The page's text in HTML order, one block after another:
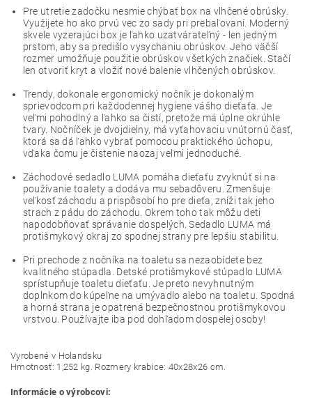
Pre utretie zadočku nesmie chýbať box na vlhčené obrúsky.
Využijete ho ako prvú vec zo sady pri prebaľovaní. Moderný
skvele vyzerajúci box je ľahko uzatvárateľný - len jedným
prstom, aby sa predišlo vysychaniu obrúskov. Jeho väčší
rozmer umožňuje použitie obrúskov všetkých značiek. Stačí
len otvoriť kryt a vložiť nové balenie vlhčených obrúskov.
Trendy, dokonale ergonomický nočník je dokonalým
sprievodcom pri každodennej hygiene vášho dieťaťa. Je
veľmi pohodlný a ľahko sa čistí, pretože má úplne okrúhle
tvary. Nočníček je dvojdielny, má vyťahovaciu vnútornú časť,
ktorá sa dá ľahko vybrať pomocou praktického úchopu,
vďaka čomu je čistenie naozaj veľmi jednoduché.
Záchodové sedadlo LUMA pomáha dieťaťu zvyknúť si na
používanie toalety a dodáva mu sebadôveru. Zmenšuje
veľkosť záchodu a prispôsobí ho pre dieťa, zníži tak jeho
strach z pádu do záchodu. Okrem toho tak môžu deti
napodobňovať správanie dospelých. Sedadlo LUMA má
protišmykový okraj zo spodnej strany pre lepšiu stabilitu.
Pri prechode z nočníka na toaletu sa nezaobídete bez
kvalitného stúpadla. Detské protišmykové stúpadlo LUMA
sprístupňuje toaletu dieťaťu. Je preto nevyhnutným
doplnkom do kúpeľne na umývadlo alebo na toaletu. Spodná
a horná strana je opatrená bezpečnostnou protišmykovou
vrstvou. Používajte iba pod dohľadom dospelej osoby!
Vyrobené v Holandsku
Hmotnosť: 1,252 kg. Rozmery krabice: 40x28x26 cm.
Informácie o výrobcovi: